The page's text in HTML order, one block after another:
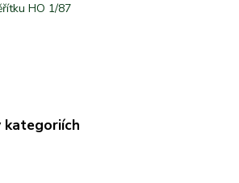
HO 1/87
kategoriích